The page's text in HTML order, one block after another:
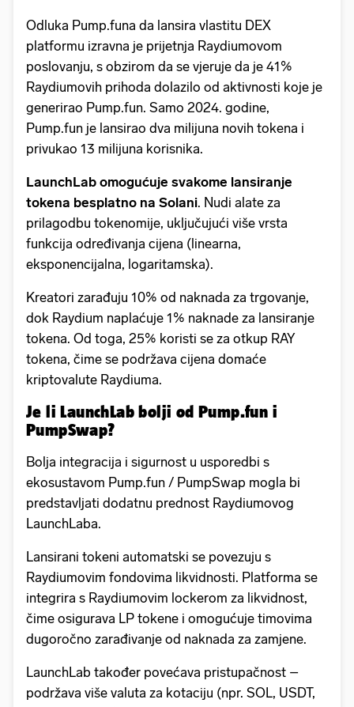
Odluka Pump.funa da lansira vlastitu DEX
platformu izravna je prijetnja Raydiumovom
poslovanju, s obzirom da se vjeruje da je 41%
Raydiumovih prihoda dolazilo od aktivnosti koje je
generirao Pump.fun. Samo 2024. godine,
Pump.fun je lansirao dva milijuna novih tokena i
privukao 13 milijuna korisnika.
LaunchLab omogućuje svakome lansiranje
tokena besplatno na Solani. Nudi alate za
prilagodbu tokenomije, uključujući više vrsta
funkcija određivanja cijena (linearna,
eksponencijalna, logaritamska).
Kreatori zarađuju 10% od naknada za trgovanje,
dok Raydium naplaćuje 1% naknade za lansiranje
tokena. Od toga, 25% koristi se za otkup RAY
tokena, čime se podržava cijena domaće
kriptovalute Raydiuma.
Je li LaunchLab bolji od Pump.fun i
PumpSwap?
Bolja integracija i sigurnost u usporedbi s
ekosustavom Pump.fun / PumpSwap mogla bi
predstavljati dodatnu prednost Raydiumovog
LaunchLaba.
Lansirani tokeni automatski se povezuju s
Raydiumovim fondovima likvidnosti. Platforma se
integrira s Raydiumovim lockerom za likvidnost,
čime osigurava LP tokene i omogućuje timovima
dugoročno zarađivanje od naknada za zamjene.
LaunchLab također povećava pristupačnost –
podržava više valuta za kotaciju (npr. SOL, USDT,